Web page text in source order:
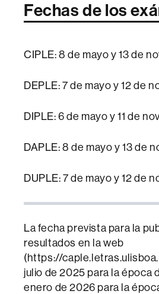
Fechas de los
CIPLE: 8 de mayo y 13 de
DEPLE: 7 de mayo y 12 de
DIPLE: 6 de mayo y 11 de
DAPLE: 8 de mayo y 13 de
DUPLE: 7 de mayo y 12 de
La fecha prevista para la
resultados en la web
(https://
julio de 2025 para la época
enero de 2026 para la